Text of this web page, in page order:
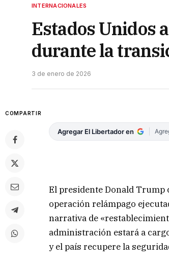
INTERNACIONALES
Estados Unidos
durante la
3 de enero de 2026
COMPARTIR
Agregar El Libertador en
El presidente Donald
operación relámpago
narrativa de
administración estará a
y el país recupere la